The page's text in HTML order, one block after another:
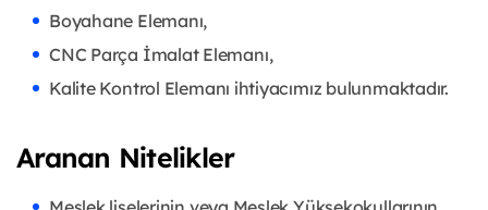
Boyahane Elemanı,
CNC Parça İmalat Elemanı,
Kalite Kontrol Elemanı ihtiyacımız bulunmaktadır.
Aranan Nitelikler